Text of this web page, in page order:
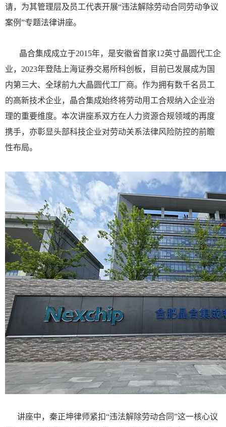
请，为其管理层及员工代表开展“违法解除劳动合同劳动争议
案例”专题法律讲座。
晶合集成成立于2015年，是安徽省首家12英寸晶圆代工企
业，2023年登陆上海证券交易所科创板，目前已发展成为国
内第三大、全球前九大晶圆代工厂商。作为拥有数千名员工
的高新技术企业，晶合集成始终将劳动用工合规纳入企业治
理的重要维度。本次讲座系双方在人力资源合规领域的再度
携手，亦彰显头部科技企业对劳动关系法律风险防控的前瞻
性布局。
讲座中，秦正坤律师紧扣“违法解除劳动合同”这一核心议